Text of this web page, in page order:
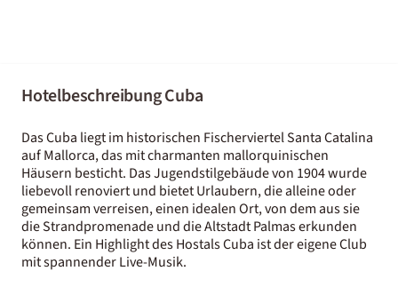
Hotelbeschreibung Cuba
Das Cuba liegt im historischen Fischerviertel Santa Catalina
auf Mallorca, das mit charmanten mallorquinischen
Häusern besticht. Das Jugendstilgebäude von 1904 wurde
liebevoll renoviert und bietet Urlaubern, die alleine oder
gemeinsam verreisen, einen idealen Ort, von dem aus sie
die Strandpromenade und die Altstadt Palmas erkunden
können. Ein Highlight des Hostals Cuba ist der eigene Club
mit spannender Live-Musik.